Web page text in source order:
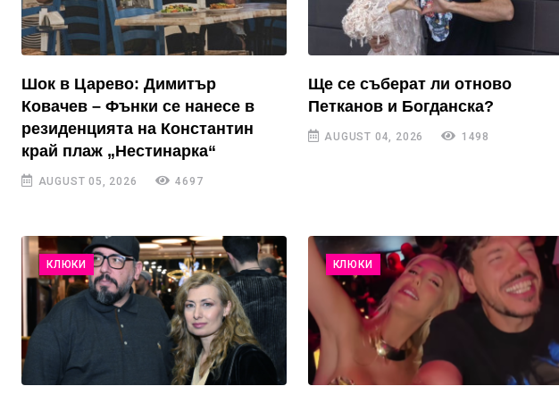
Шок в Царево: Димитър
Ковачев – Фънки се нанесе в
резиденцията на Константин
край плаж „Нестинарка“
AUGUST 05, 2026 4697
Ще се съберат ли отново
Петканов и Богданска?
AUGUST 04, 2026 1498
КЛЮКИ КЛЮКИ